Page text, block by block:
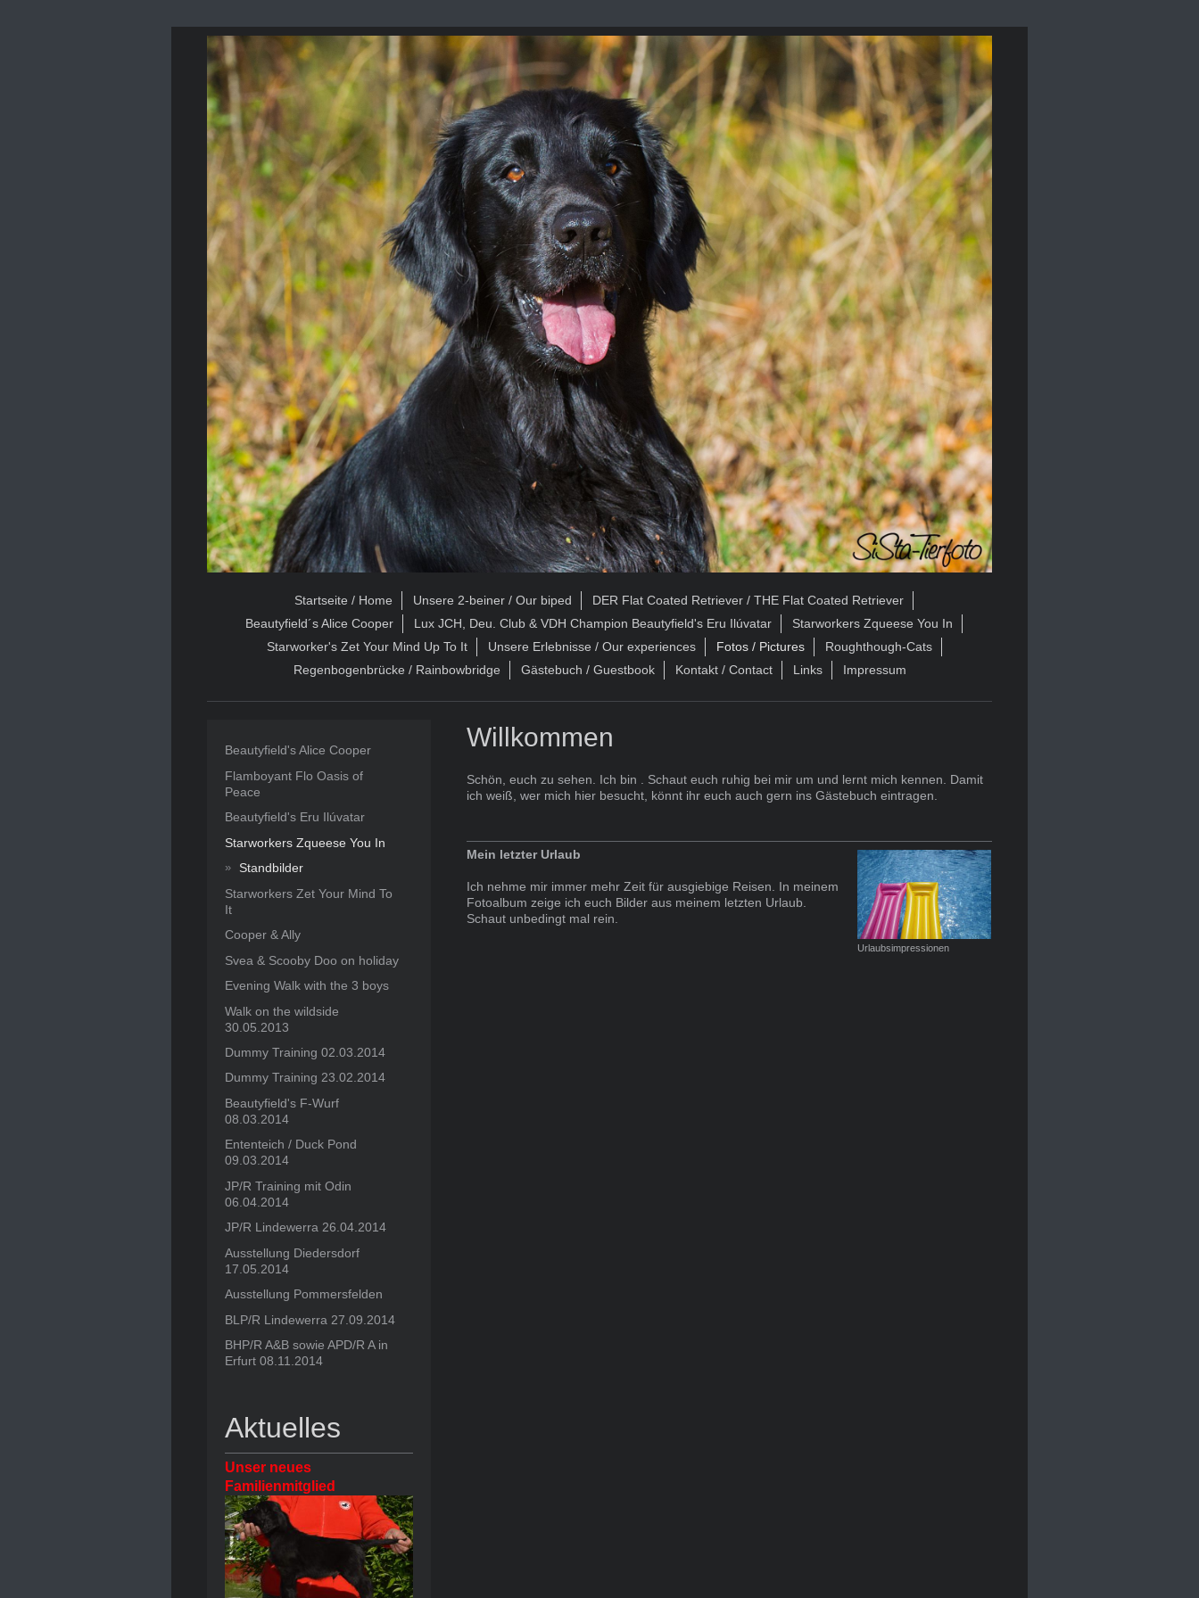
Startseite / Home Unsere 2-beiner / Our biped
DER Flat Coated Retriever / THE Flat Coated Retriever
Beautyfield´s Alice Cooper
Lux JCH, Deu. Club & VDH Champion Beautyfield's Eru Ilúvatar
Starworkers Zqueese You In
Starworker's Zet Your Mind Up To It
Unsere Erlebnisse / Our experiences Fotos / Pictures
Roughthough-Cats
Regenbogenbrücke / Rainbowbridge
Gästebuch / Guestbook Kontakt / Contact Links Impressum
Willkommen
Schön, euch zu sehen. Ich bin . Schaut euch ruhig bei mir um und lernt mich kennen. Damit
ich weiß, wer mich hier besucht, könnt ihr euch auch gern ins Gästebuch eintragen.
Urlaubsimpressionen
Mein letzter Urlaub
Ich nehme mir immer mehr Zeit für ausgiebige Reisen. In meinem
Fotoalbum zeige ich euch Bilder aus meinem letzten Urlaub.
Schaut unbedingt mal rein.
Beautyfield's Alice Cooper
Flamboyant Flo Oasis of
Peace
Beautyfield's Eru Ilúvatar
Starworkers Zqueese You In
Standbilder
Starworkers Zet Your Mind To
It
Cooper & Ally
Svea & Scooby Doo on holiday
Evening Walk with the 3 boys
Walk on the wildside
30.05.2013
Dummy Training 02.03.2014
Dummy Training 23.02.2014
Beautyfield's F-Wurf
08.03.2014
Ententeich / Duck Pond
09.03.2014
JP/R Training mit Odin
06.04.2014
JP/R Lindewerra 26.04.2014
Ausstellung Diedersdorf
17.05.2014
Ausstellung Pommersfelden
BLP/R Lindewerra 27.09.2014
BHP/R A&B sowie APD/R A in
Erfurt 08.11.2014
Aktuelles
Unser neues
Familienmitglied